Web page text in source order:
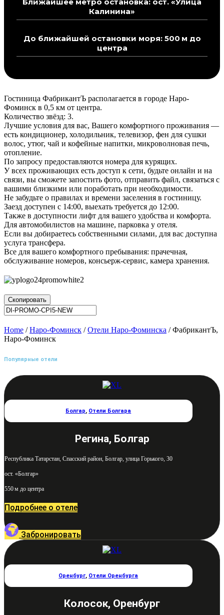
Калинина»
До ближайшей остановки моря: 500 м до
центра
Гостиница ФабрикантЪ располагается в городе Наро-
Фоминск в 0,5 км от центра.
Количество звёзд: 3.
Лучшие условия для вас, Вашего комфортного проживания —
есть кондиционер, холодильник, телевизор, фен для сушки
волос, утюг, чай и кофейные напитки, микроволновая печь,
отопление.
По запросу предоставляются номера для курящих.
У всех проживающих есть доступ к сети, будьте онлайн и на
связи, вы сможете запостить фото, отправить файл, связаться с
вашими близкими или поработать при необходимости.
Не забудьте о правилах и времени заселения в гостиницу.
Заезд доступен с 14:00, выехать требуется до 12:00.
Также в доступности лифт для вашего удобства и комфорта.
Для автомобилистов на машине, парковка у отеля.
Если вы добираетесь собственными силами, для вас доступна
услуга трансфера.
Все для вашего комфортного пребывания: прачечная,
обслуживание номеров, консьерж-сервис, камера хранения.
Скопировать
Home /Наро-Фоминск /Отели Наро-Фоминска / ФабрикантЪ,
Наро-Фоминск
Популярные отели
Болгар, Отели Болгара
Регина, Болгар
Республика Татарстан, Спасский район, Болгар, улица Горького, 30
ост. «Болгар»
550 м до центра
Подробнее о отеле
Забронировать
Оренбург, Отели Оренбурга
Колосок, Оренбург